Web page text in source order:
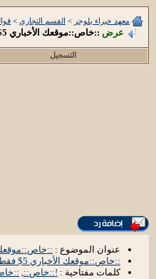
معهد خبراء بلوجر > القسم التجاري >
عرض ::خاص::موقعك الأخباري 5$ فقط !::خاص::
التسجيل
عنوان الموضوع : ::خاص::موقعك
::خاص::موقعك الأخباري 5$ فقط !::خاص::
كلمات مفتاحية : !::خاص::,